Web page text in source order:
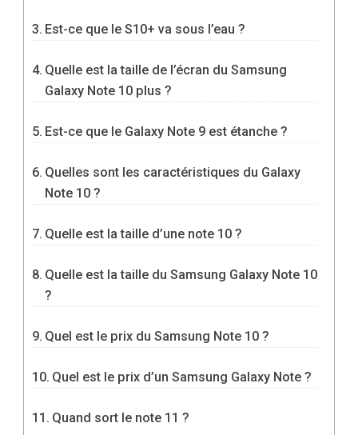
Est-ce que le S10+ va sous l’eau ?
Quelle est la taille de l’écran du Samsung
Galaxy Note 10 plus ?
Est-ce que le Galaxy Note 9 est étanche ?
Quelles sont les caractéristiques du Galaxy
Note 10 ?
Quelle est la taille d’une note 10 ?
Quelle est la taille du Samsung Galaxy Note 10
?
Quel est le prix du Samsung Note 10 ?
Quel est le prix d’un Samsung Galaxy Note ?
Quand sort le note 11 ?